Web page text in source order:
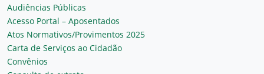
Audiências Públicas
Acesso Portal – Aposentados
Atos Normativos/Provimentos 2025
Carta de Serviços ao Cidadão
Convênios